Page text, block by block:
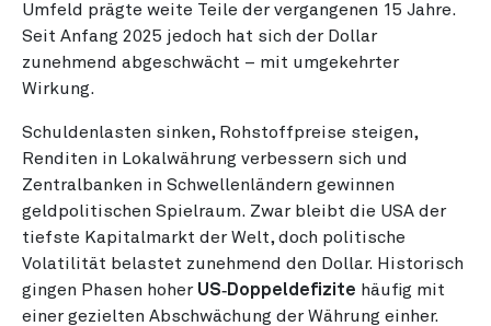
Umfeld prägte weite Teile der vergangenen 15 Jahre.
Seit Anfang 2025 jedoch hat sich der Dollar
zunehmend abgeschwächt – mit umgekehrter
Wirkung.
Schuldenlasten sinken, Rohstoffpreise steigen,
Renditen in Lokalwährung verbessern sich und
Zentralbanken in Schwellenländern gewinnen
geldpolitischen Spielraum. Zwar bleibt die USA der
tiefste Kapitalmarkt der Welt, doch politische
Volatilität belastet zunehmend den Dollar. Historisch
gingen Phasen hoher US‑Doppeldefizite häufig mit
einer gezielten Abschwächung der Währung einher.